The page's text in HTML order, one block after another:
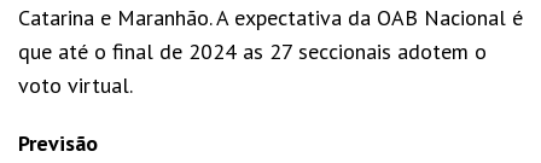
Catarina e Maranhão. A expectativa da OAB Nacional é
que até o final de 2024 as 27 seccionais adotem o
voto virtual.
Previsão